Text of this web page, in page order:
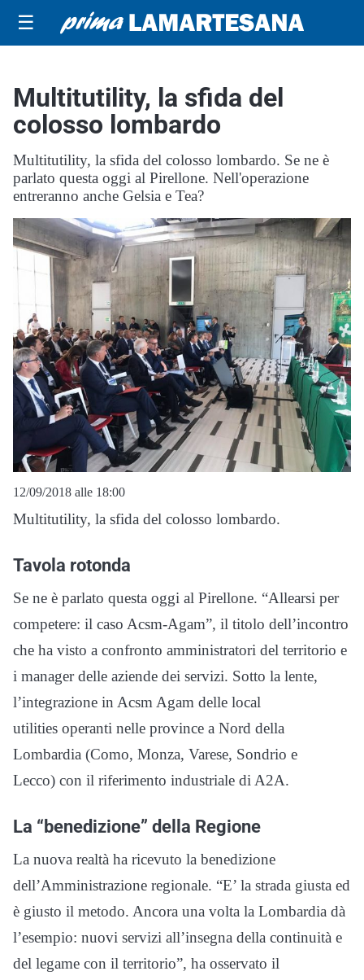
☰
Multitutility, la sfida del
colosso lombardo
Multitutility, la sfida del colosso lombardo. Se ne è
parlato questa oggi al Pirellone. Nell'operazione
entreranno anche Gelsia e Tea?
12/09/2018 alle 18:00
Multitutility, la sfida del colosso lombardo.
Tavola rotonda
Se ne è parlato questa oggi al Pirellone. “Allearsi per
competere: il caso Acsm-Agam”, il titolo dell’incontro
che ha visto a confronto amministratori del territorio e
i manager delle aziende dei servizi. Sotto la lente,
l’integrazione in Acsm Agam delle local
utilities operanti nelle province a Nord della
Lombardia (Como, Monza, Varese, Sondrio e
Lecco) con il riferimento industriale di A2A.
La “benedizione” della Regione
La nuova realtà ha ricevuto la benedizione
dell’Amministrazione regionale. “E’ la strada giusta ed
è giusto il metodo. Ancora una volta la Lombardia dà
l’esempio: nuovi servizi all’insegna della continuità e
del legame con il territorio”, ha osservato il